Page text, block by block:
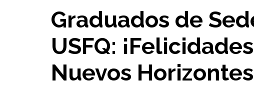
Graduados de
USFQ:
Nuevos